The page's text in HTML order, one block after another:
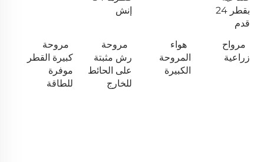
بقطر 24
قدم
إنش
مرواح
زراعية
هواء
المروحة
الكبيرة
مروحة
رش مثبتة
على الحائط
للخارج
مروحة
كبيرة القطر
موفرة
للطاقة